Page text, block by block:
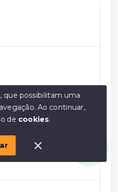
Olá! em posso ajudar?
, que possibilitam uma
Ao continuar,
de cookies.